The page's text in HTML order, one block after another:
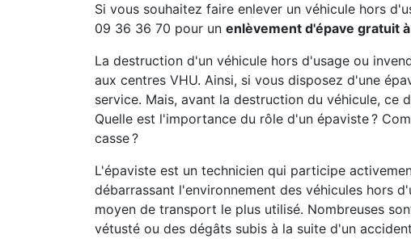
Si vous souhaitez faire enlever un véhicule hors
09 36 36 70 pour un enlèvement d'épave gratuit
La destruction d'un véhicule hors d'usage ou
aux centres VHU. Ainsi, si vous disposez d'une
service. Mais, avant la destruction du véhicule, ce
Quelle est l'importance du rôle d'un épaviste ?
casse ?
L'épaviste est un technicien qui participe
débarrassant l'environnement des véhicules hors
moyen de transport le plus utilisé. Nombreuses
vétusté ou des dégâts subis à la suite d'un